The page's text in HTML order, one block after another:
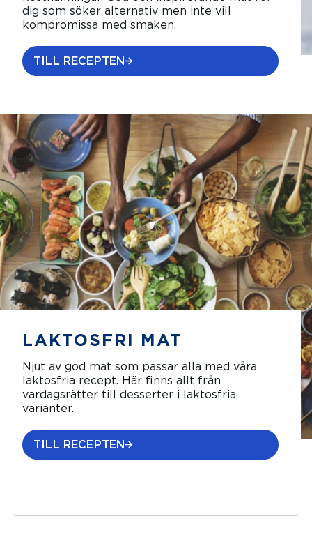
dig som söker alternativ men inte vill
kompromissa med smaken.
TILL RECEPTEN
LAKTOSFRI MAT
Njut av god mat som passar alla med våra
laktosfria recept. Här finns allt från
vardagsrätter till desserter i laktosfria
varianter.
TILL RECEPTEN